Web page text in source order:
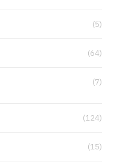
(5)
(64)
(7)
(124)
(15)